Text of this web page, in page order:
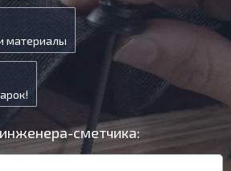
материалы
сметчика: